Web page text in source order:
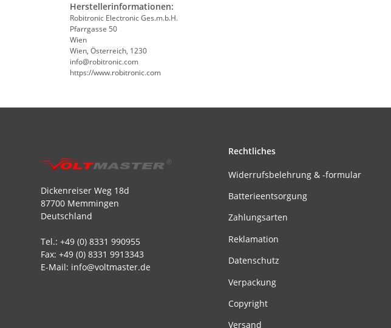
Herstellerinformationen:
Robitronic Electronic Ges.m.b.H.
Pfarrgasse 50
Wien
Wien, Österreich, 1230
info@robitronic.com
https://www.robitronic.com
Dickenreiser Weg 18d
87700 Memmingen
Deutschland
Tel.: +49 (0) 8331 990955
Fax: +49 (0) 8331 9913343
E-Mail: info@voltmaster.de
Rechtliches
Widerrufsbelehrung & -formular
Batterieentsorgung
Zahlungsarten
Reklamation
Datenschutz
Verpackung
Copyright
Versand